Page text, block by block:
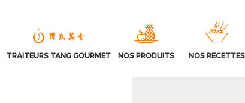
TRAITEURS TANG GOURMET NOS PRODUITS NOS RECETTES